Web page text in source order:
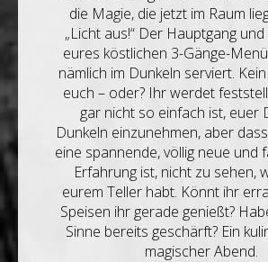
die Magie, die jetzt im Raum
„Licht aus!“ Der Hauptgang
eures köstlichen 3-Gänge-
nämlich im Dunkeln serviert.
euch – oder? Ihr werdet
gar nicht so einfach ist, euer
Dunkeln einzunehmen, aber
eine spannende, völlig neue und
Erfahrung ist, nicht zu sehen,
eurem Teller habt. Könnt ihr
Speisen ihr gerade genießt?
Sinne bereits geschärft? Ein
magischer Abend.